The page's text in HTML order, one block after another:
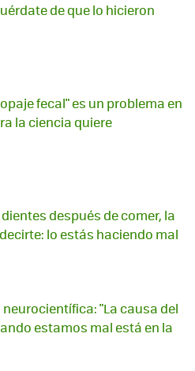
de que lo hicieron
fecal" es un problema en
la ciencia quiere
después de comer, la
lo estás haciendo mal
"La causa del
estamos mal está en la